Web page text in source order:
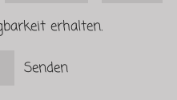
erhalten.
Senden